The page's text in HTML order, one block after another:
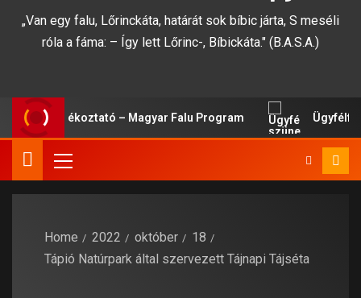
„Van egy falu, Lőrinckáta, határát sok bíbic járta, S meséli
róla a fáma: – Így lett Lőrinc-, Bíbickáta." (B.A.S.A.)
Tájékoztató – Magyar Falu Program
Home 2022 október
18
Tápió Natúrpark által szervezett Tájnapi Tájséta